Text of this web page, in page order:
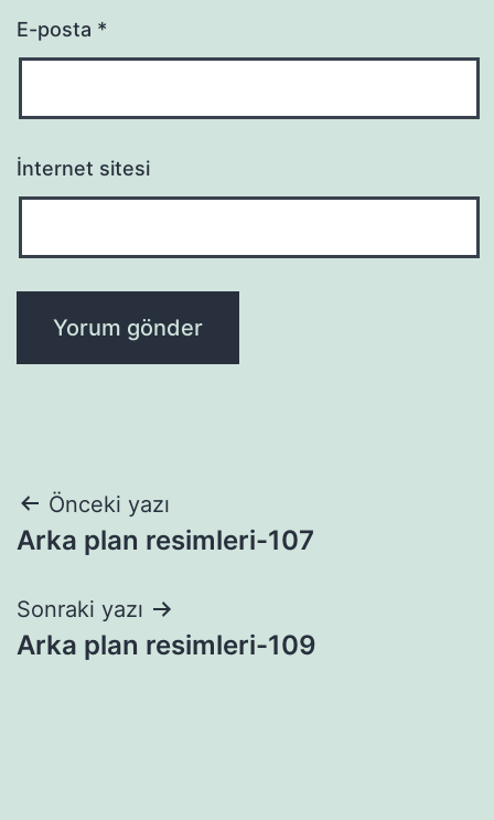
E-posta *
İnternet sitesi
Yazı
gezinmesi
Önceki yazı
Arka plan resimleri-107
Sonraki yazı
Arka plan resimleri-109